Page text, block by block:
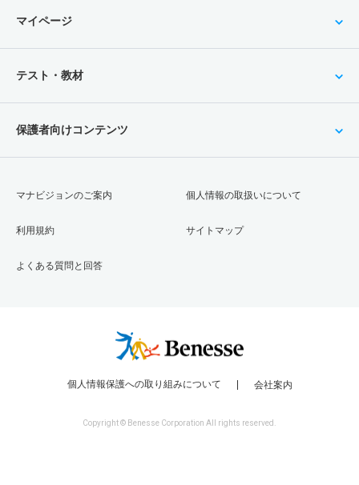
マイページ
テスト・教材
保護者向けコンテンツ
マナビジョンのご案内
利用規約
よくある質問と回答
個人情報の取扱いについて
サイトマップ
個人情報保護への取り組みについて 会社案内
Copyright © Benesse Corporation All rights reserved.